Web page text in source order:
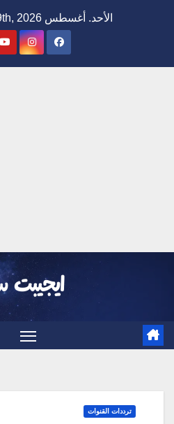
الأحد. أغسطس 9th, 2026
ترددات القنوات